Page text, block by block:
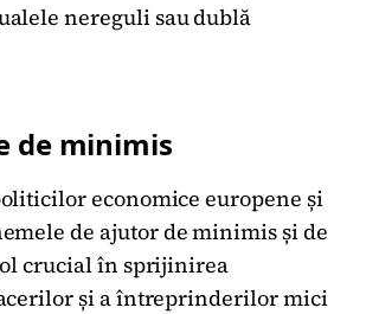
nereguli sau dublă
de minimis
economice europene și
de ajutor de minimis și de
crucial în sprijinirea
și a întreprinderilor mici